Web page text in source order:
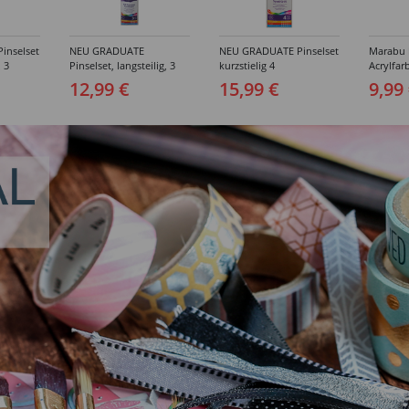
3
NEU GRADUATE
Pinselset, langsteilig, 3
12,99 €
NEU GRADUATE Pinselset
kurzstielig 4
15,99 €
Marabu
9,99